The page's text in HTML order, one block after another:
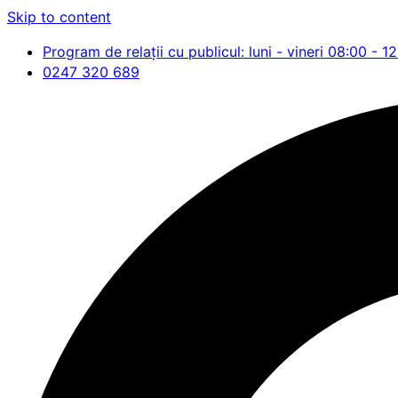
Skip to content
Program de relații cu publicul: luni - vineri 08:00 -
0247 320 689